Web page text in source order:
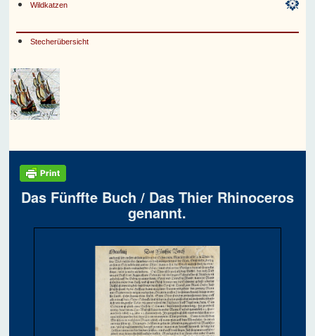
Wildkatzen
Stecherübersicht
Das Fünffte Buch / Das Thier Rhinoceros
genannt.